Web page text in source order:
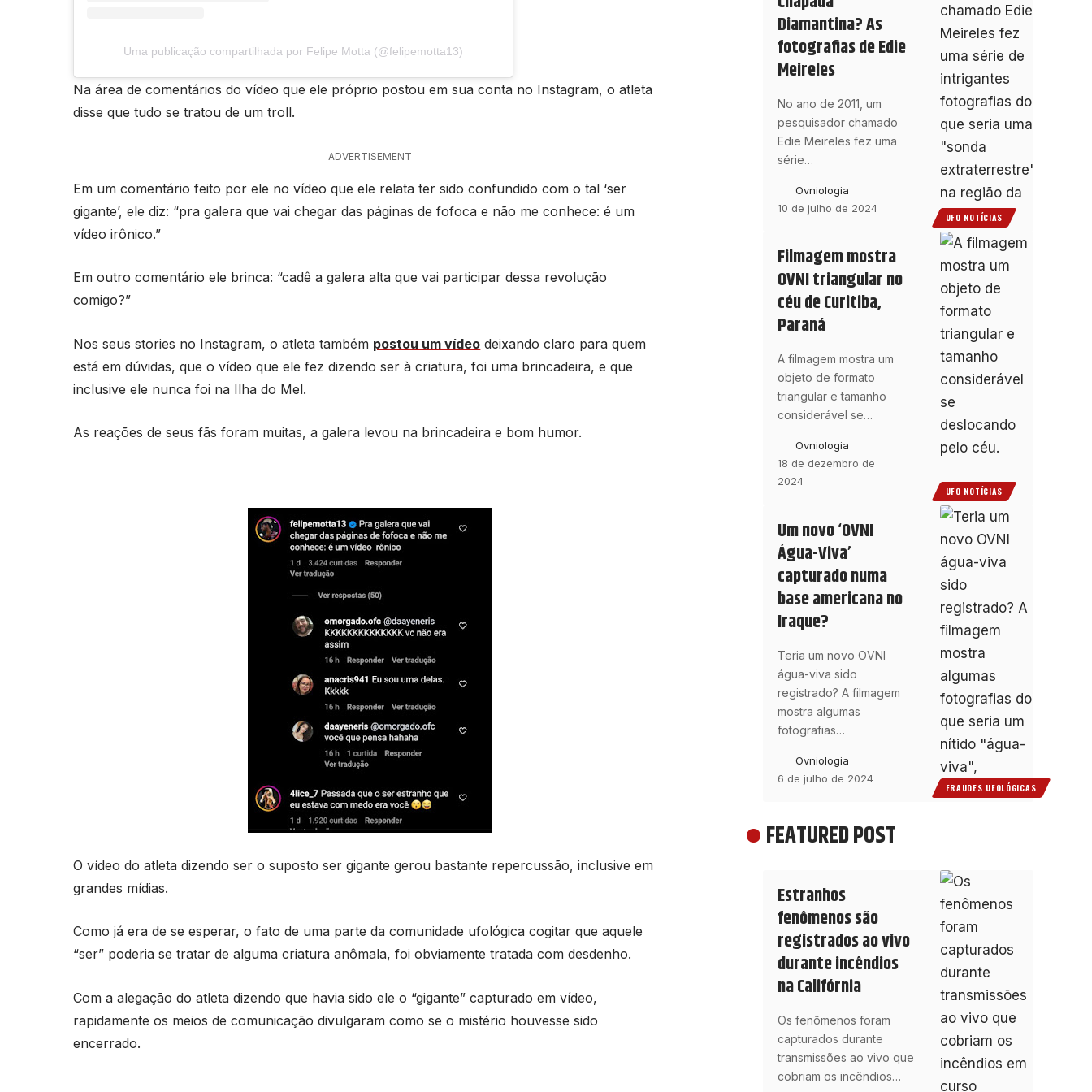
Uma publicação compartilhada por Felipe Motta (@felipemotta13)
Na área de comentários do vídeo que ele próprio postou em sua conta no Instagram, o atleta
disse que tudo se tratou de um troll.
ADVERTISEMENT
Em um comentário feito por ele no vídeo que ele relata ter sido confundido com o tal ‘ser
gigante’, ele diz: “pra galera que vai chegar das páginas de fofoca e não me conhece: é um
vídeo irônico.”
Em outro comentário ele brinca: “cadê a galera alta que vai participar dessa revolução
comigo?”
Nos seus stories no Instagram, o atleta também postou um vídeo deixando claro para quem
está em dúvidas, que o vídeo que ele fez dizendo ser à criatura, foi uma brincadeira, e que
inclusive ele nunca foi na Ilha do Mel.
As reações de seus fãs foram muitas, a galera levou na brincadeira e bom humor.
O vídeo do atleta dizendo ser o suposto ser gigante gerou bastante repercussão, inclusive em
grandes mídias.
Como já era de se esperar, o fato de uma parte da comunidade ufológica cogitar que aquele
“ser” poderia se tratar de alguma criatura anômala, foi obviamente tratada com desdenho.
Com a alegação do atleta dizendo que havia sido ele o “gigante” capturado em vídeo,
rapidamente os meios de comunicação divulgaram como se o mistério houvesse sido
encerrado.
UFO NOTÍCIAS
Diamantina? As
fotografias de Edie
Meireles
No ano de 2011, um
pesquisador chamado
Edie Meireles fez uma
série…
Ovniologia
10 de julho de 2024
UFO NOTÍCIAS
Filmagem mostra
OVNI triangular no
céu de Curitiba,
Paraná
A filmagem mostra um
objeto de formato
triangular e tamanho
considerável se…
Ovniologia
18 de dezembro de
2024
FRAUDES UFOLÓGICAS
Um novo ‘OVNI
Água-Viva’
capturado numa
base americana no
Iraque?
Teria um novo OVNI
água-viva sido
registrado? A filmagem
mostra algumas
fotografias…
Ovniologia
6 de julho de 2024
FEATURED POST
Estranhos
fenômenos são
registrados ao vivo
durante incêndios
na Califórnia
Os fenômenos foram
capturados durante
transmissões ao vivo que
cobriam os incêndios…